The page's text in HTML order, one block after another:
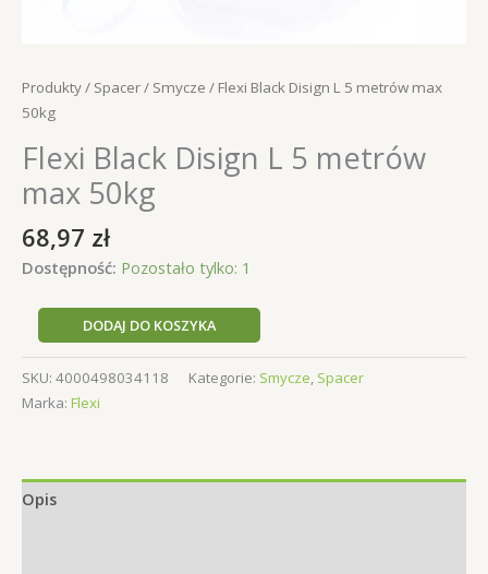
Produkty/ Spacer/ Smycze / Flexi Black Disign L 5 metrów max
50kg
Flexi Black Disign L 5 metrów
max 50kg
68,97 zł
Dostępność: Pozostało tylko: 1
ilość
Flexi
Black
Disign
max
DODAJ DO KOSZYKA
SKU: 4000498034118 Kategorie: Smycze, Spacer
Marka: Flexi
Opis